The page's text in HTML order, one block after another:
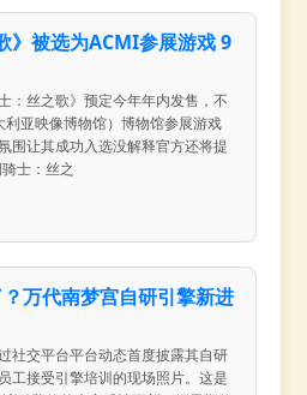
》被选为ACMI参展游戏 9
：丝之歌》预定今年年内发售，不
亚映像博物馆）博物馆参展游戏
围让其成功入选没解释官方还将提
士：丝之
万代南梦宫自研引擎新进
社交平台平台动态首度披露其自研
工接受引擎培训的现场照片。这是